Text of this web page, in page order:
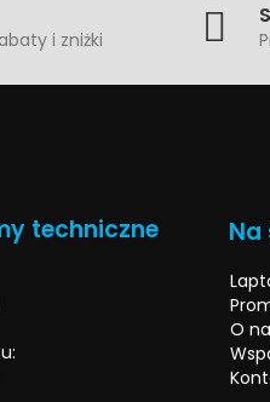
i zniżki
techniczne
O